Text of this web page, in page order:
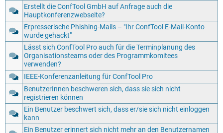
Erstellt die ConfTool GmbH auf Anfrage auch die
Hauptkonferenzwebseite?
Erpresserische Phishing-Mails – "Ihr ConfTool E-Mail-Konto
wurde gehackt"
Lässt sich ConfTool Pro auch für die Terminplanung des
Organisationsteams oder des Programmkomitees
verwenden?
IEEE-Konferenzanleitung für ConfTool Pro
BenutzerInnen beschweren sich, dass sie sich nicht
registrieren können
Ein Benutzer beschwert sich, dass er/sie sich nicht einloggen
kann
Ein Benutzer erinnert sich nicht mehr an den Benutzernamen